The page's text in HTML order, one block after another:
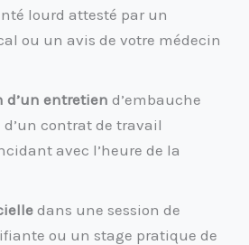
lourd attesté par un
ou un avis de votre médecin
d’un entretien d’embauche
contrat de travail
avec l’heure de la
dans une session de
ou un stage pratique de